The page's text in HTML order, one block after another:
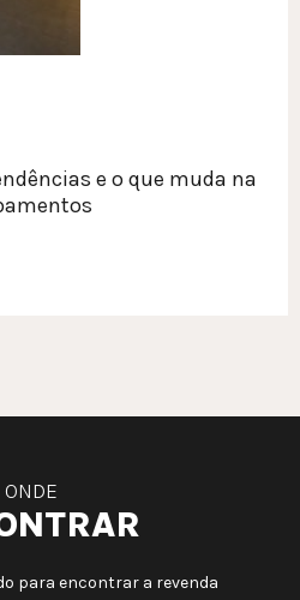
e o que muda na
ONDE
para encontrar a revenda